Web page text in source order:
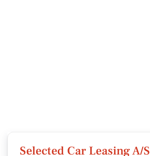
Selected Car Leasing A/S